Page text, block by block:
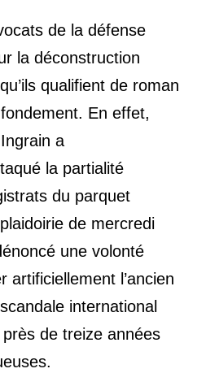
de la défense
la déconstruction
qualifient de roman
En effet,
a
la partialité
du parquet
de mercredi
une volonté
artificiellement l’ancien
international
de treize années